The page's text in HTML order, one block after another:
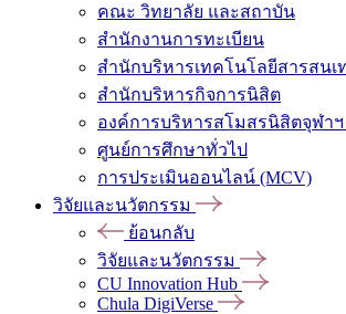
คณะ วิทยาลัย และสถาบัน
สำนักงานการทะเบียน
สำนักบริหารเทคโนโลยีสารสนเ
สำนักบริหารกิจการนิสิต
องค์การบริหารสโมสรนิสิตจุฬาฯ
ศูนย์การศึกษาทั่วไป
การประเมินออนไลน์ (MCV)
วิจัยและนวัตกรรม
ย้อนกลับ
วิจัยและนวัตกรรม
CU Innovation Hub
Chula DigiVerse